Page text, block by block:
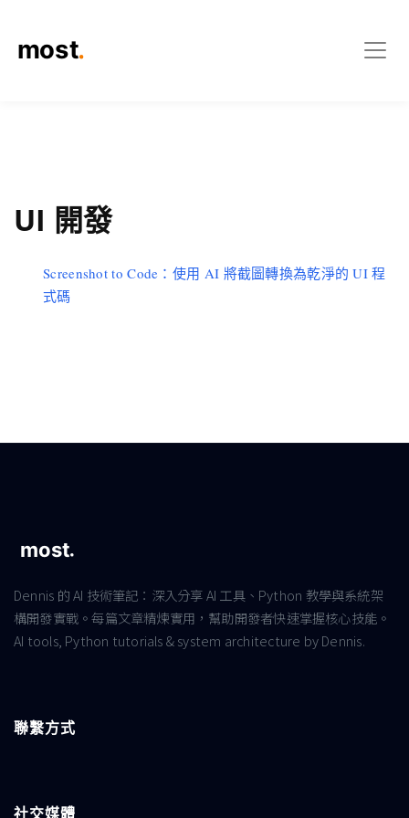
UI 開發
Screenshot to Code：使用 AI 將截圖轉換為乾淨的 UI 程
式碼
Dennis 的 AI 技術筆記：深入分享 AI 工具、Python 教學與系統架
構開發實戰。每篇文章精煉實用，幫助開發者快速掌握核心技能。
AI tools, Python tutorials & system architecture by Dennis.
聯繫方式
社交媒體